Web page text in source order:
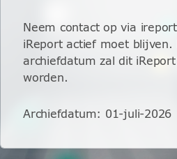
Neem contact op via
iReport actief moet blijven.
archiefdatum zal dit
worden.
Archiefdatum: 01-juli-2026